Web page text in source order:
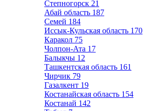
Степногорск 21
Абай область 187
Семей 184
Иссык-Кульская область 170
Каракол 75
Чолпон-Ата 17
Балыкчы 12
Ташкентская область 161
Чирчик 79
Газалкент 19
Костанайская область 154
Костанай 142